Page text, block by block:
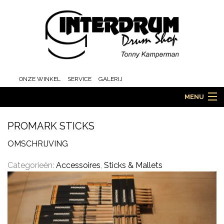
ONZE WINKEL SERVICE GALERIJ
MENU
HOME
DRUMS
ORCHESTRA EN MARCHING
PROMARK STICKS
OMSCHRIJVING
Categorieën: Accessoires, Sticks & Mallets